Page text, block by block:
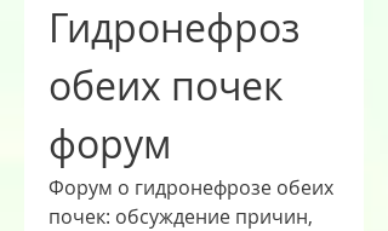
Гидронефроз
обеих почек
форум
Форум о гидронефрозе обеих
почек: обсуждение причин,